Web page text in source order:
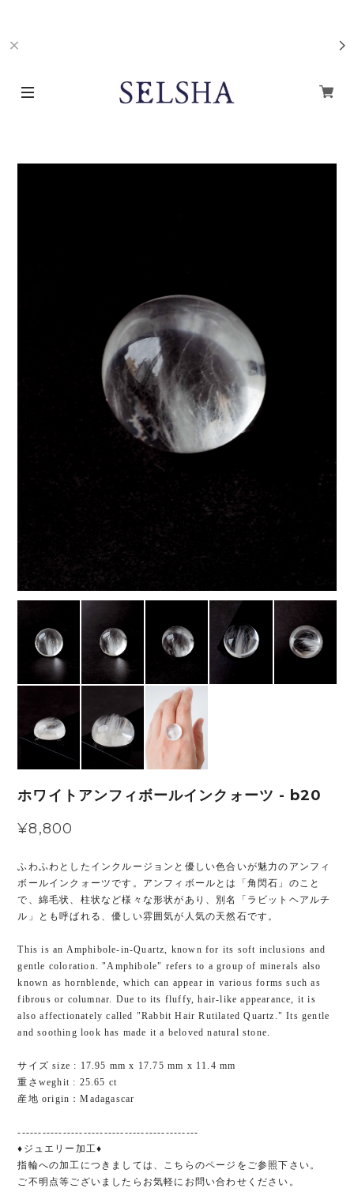
ホワイトアンフィボールインクォーツ - b20
¥8,800
ふわふわとしたインクルージョンと優しい色合いが魅力のアンフィ
ボールインクォーツです。アンフィボールとは「角閃石」のこと
で、綿毛状、柱状など様々な形状があり、別名「ラビットヘアルチ
ル」とも呼ばれる、優しい雰囲気が人気の天然石です。
This is an Amphibole-in-Quartz, known for its soft inclusions and
gentle coloration. "Amphibole" refers to a group of minerals also
known as hornblende, which can appear in various forms such as
fibrous or columnar. Due to its fluffy, hair-like appearance, it is
also affectionately called "Rabbit Hair Rutilated Quartz." Its gentle
and soothing look has made it a beloved natural stone.
サイズ size : 17.95 mm x 17.75 mm x 11.4 mm
重さweghit : 25.65 ct
産地 origin：Madagascar
--------------------------------------------
♦ジュエリー加工♦
指輪への加工につきましては、こちらのページをご参照下さい。
ご不明点等ございましたらお気軽にお問い合わせください。